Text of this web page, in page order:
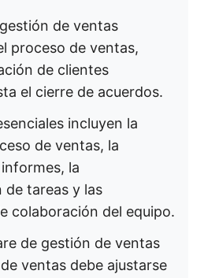
de ventas
proceso de ventas,
de clientes
el cierre de acuerdos.
incluyen la
de ventas, la
la
tareas y las
colaboración del equipo.
de gestión de ventas
ventas debe ajustarse